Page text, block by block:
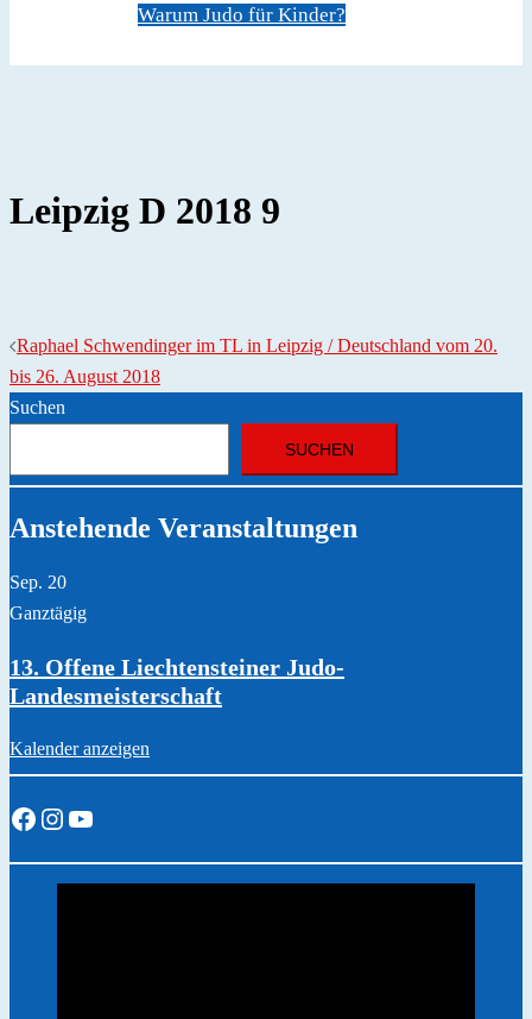
Warum Judo für Kinder?
Leipzig D 2018 9
Beitragsnavigation
Raphael Schwendinger im TL in Leipzig / Deutschland vom 20.
bis 26. August 2018
Suchen
SUCHEN
Anstehende Veranstaltungen
Sep. 20
Ganztägig
13. Offene Liechtensteiner Judo-
Landesmeisterschaft
Kalender anzeigen
Facebook
Instagram
YouTube